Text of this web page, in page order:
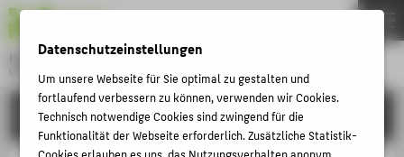
Hochschule für Technik und Wirtschaft Berlin
University of Applied Sciences
Menu
FORSCHUNG THEMEN
HOCHSCHULE
Datenschutzeinstellungen
Um unsere Webseite für Sie optimal zu gestalten und
fortlaufend verbessern zu können, verwenden wir Cookies.
Technisch notwendige Cookies sind zwingend für die
Funktionalität der Webseite erforderlich. Zusätzliche Statistik-